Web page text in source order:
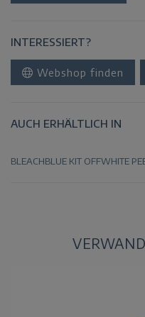
INTERESSIERT?
Webshop finden
AUCH ERHÄLTLICH IN
BLEACHBLUE KIT OFFWHITE